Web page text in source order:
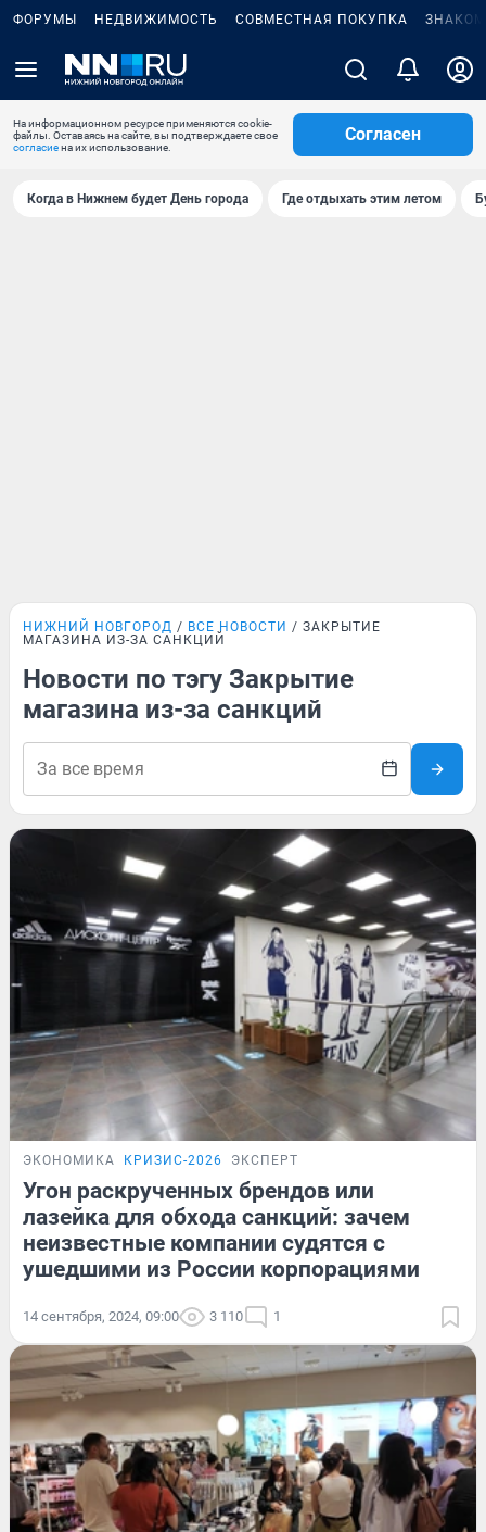
ФОРУМЫ НЕДВИЖИМОСТЬ СОВМЕСТНАЯ ПОКУПКА
На информационном ресурсе применяются cookie-
файлы. Оставаясь на сайте, вы подтверждаете свое
согласиена их использование.
Согласен
Когда в Нижнем будет День города Где отдыхать этим летом
НИЖНИЙ НОВГОРОД ВСЕ НОВОСТИ
ЗАКРЫТИЕ
МАГАЗИНА ИЗ-ЗА САНКЦИЙ
Новости по тэгу Закрытие
магазина из-за санкций
ЭКОНОМИКА КРИЗИС-2026 ЭКСПЕРТ
Угон раскрученных брендов или
лазейка для обхода санкций: зачем
неизвестные компании судятся с
ушедшими из России корпорациями
14 сентября, 2024, 09:00 3 110 1